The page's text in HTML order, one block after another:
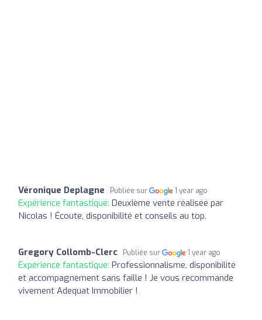
Véronique Deplagne Publiée sur 1 year ago
Expérience fantastique: Deuxième vente réalisée par
Nicolas ! Écoute, disponibilité et conseils au top.
Gregory Collomb-Clerc Publiée sur 1 year ago
Expérience fantastique: Professionnalisme, disponibilité
et accompagnement sans faille ! Je vous recommande
vivement Adequat Immobilier !